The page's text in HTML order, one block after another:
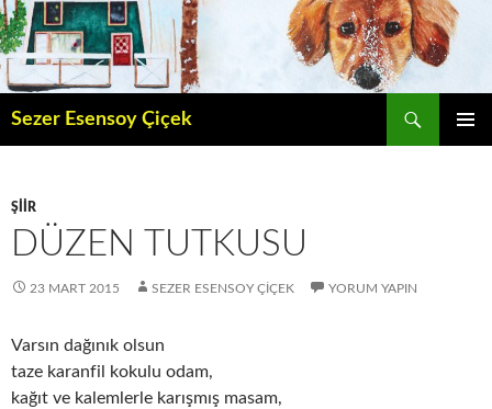
İçeriğe
atla
Sezer Esensoy Çiçek
ŞIIR
DÜZEN TUTKUSU
23 MART 2015 SEZER ESENSOY ÇIÇEK YORUM YAPIN
Varsın dağınık olsun
taze karanfil kokulu odam,
kağıt ve kalemlerle karışmış masam,